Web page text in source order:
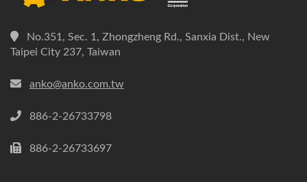
No.351, Sec. 1, Zhongzheng Rd., Sanxia Dist., New
Taipei City 237, Taiwan
anko@anko.com.tw
886-2-26733798
886-2-26733697